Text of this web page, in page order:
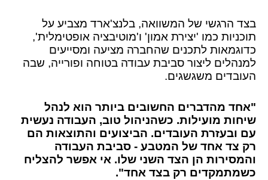
בצד הרגשי של המשוואה, בלנצ'ארד מצביע על
תוכניות כמו 'יצירת אמון' ו'מוטיבציה אופטימלית',
כדוגמאות לתכנים שהחברה מציעה ומסייעים
למנהלים ליצור סביבת עבודה בטוחה ופורייה, שבה
העובדים משגשגים.
"אחד מהדברים החשובים ביותר הוא לנהל
שיחות מועילות. כשהניהול טוב, העבודה נעשית
עם ובעזרת העובדים. הביצועים והתוצאות הם
רק צד אחד של המטבע - סביבת העבודה
והמסירות הן הצד השני שלו. אי אפשר להצליח
כשמתמקדים רק בצד אחד".